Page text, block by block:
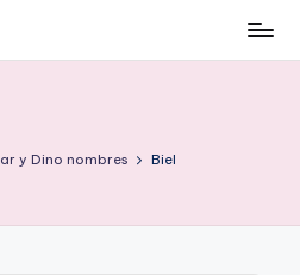
y Dino nombres Biel